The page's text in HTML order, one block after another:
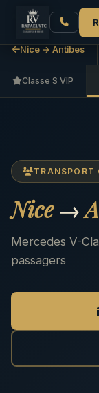
Accueil Nice →
Nice → Antibes
Classe S VIP
TRANSPORT
Nice→
Mercedes V-
passagers